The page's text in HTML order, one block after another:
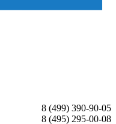
8 (499) 390-90-05
8 (495) 295-00-08